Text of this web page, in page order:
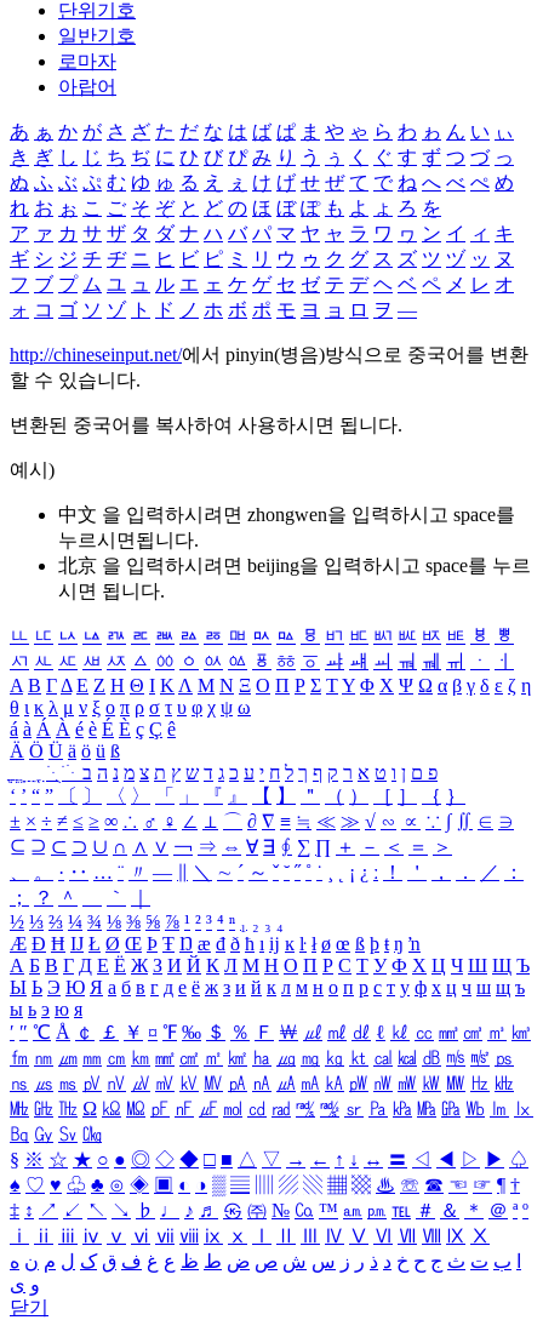
단위기호
일반기호
로마자
아랍어
あ ぁ か が さ ざ た だ な は ば ぱ ま や ゃ ら わ ゎ ん い ぃ
き ぎ し じ ち ぢ に ひ び ぴ み り う ぅ く ぐ す ず つ づ っ
ぬ ふ ぶ ぷ む ゆ ゅ る え ぇ け げ せ ぜ て で ね へ べ ぺ め
れ お ぉ こ ご そ ぞ と ど の ほ ぼ ぽ も よ ょ ろ を
ア ァ カ サ ザ タ ダ ナ ハ バ パ マ ヤ ャ ラ ワ ヮ ン イ ィ キ
ギ シ ジ チ ヂ ニ ヒ ビ ピ ミ リ ウ ゥ ク グ ス ズ ツ ヅ ッ ヌ
フ ブ プ ム ユ ュ ル エ ェ ケ ゲ セ ゼ テ デ ヘ ベ ペ メ レ オ
ォ コ ゴ ソ ゾ ト ド ノ ホ ボ ポ モ ヨ ョ ロ ヲ ―
http://chineseinput.net/에서 pinyin(병음)방식으로 중국어를 변환
할 수 있습니다.
변환된 중국어를 복사하여 사용하시면 됩니다.
예시)
中文 을 입력하시려면 zhongwen을 입력하시고 space를
누르시면됩니다.
北京 을 입력하시려면 beijing을 입력하시고 space를 누르
시면 됩니다.
ㅥ ㅦ ㅧ ㅨ ㅩ ㅪ ㅫ ㅬ ㅭ ㅮ ㅯ ㅰ ㅱ ㅲ ㅳ ㅴ ㅵ ㅶ ㅷ ㅸ
ㅹ
ㅺ ㅻ ㅼ ㅽ ㅾ ㅿ ㆀ ㆁ ㆂ ㆃ ㆄ ㆅ ㆆ ㆇ ㆈ ㆉ ㆊ ㆋ ㆌ ㆍ
ㆎ
Α Β ΓΔ Ε Ζ Η Θ Ι ΚΛ Μ Ν Ξ Ο Π Ρ Σ ΤΥ Φ Χ Ψ Ω α β γ δ ε ζ η
θ ι κ λ μ ν ξ ο π ρ σ τ υ φ χ ψ ω
á à Á À é è É È ç Ç ê
Ä Ö Ü ä ö ü ß
ִֶֹ ֻּ ׁׂ פ ם ן ו ט א ר ק ף ך ל ח י ע כ ג ד ש ץ ת צ מ נ ה ב
‘ ’ “ ” 〔 〕 〈 〉 「 」 『 』 【 】 ＂ （ ） ［ ］ ｛ ｝
± × ÷ ≠ ≤ ≥ ∞ ∴ ♂ ♀ ∠ ⊥ ⌒ ∂ ∇ ≡ ≒ ≪ ≫ √ ∽ ∝ ∵ ∫ ∬ ∈ ∋
⊆ ⊇ ⊂ ⊃ ∪ ∩ ∧ ∨ ￢ ⇒ ⇔ ∀ ∃ ∮ ∑ ∏ ＋ － ＜ ＝
＞
、
。 · ‥ … ¨ 〃 ― ＼ ∼ ´ ～ ˇ ˘ ˝ ˚ ˙ ¸ ¡ ¿ ː ！ ＇ ， ． ／
：
；
？ ＾ ｀
½ ⅓ ⅔ ¼ ¾ ⅛ ⅜ ⅝ ⅞ ¹ ² ³ ⁴ ⁿ ₁ ₂ ₃ ₄
Æ Ð Ħ Ĳ Ł Ø Œ Þ Ŧ Ŋ æ đ ð ħ ı ĳ ĸ ŀ ł ø œ ß þ ŧ ŋ ŉ
А Б В Г Д Е Ё Ж З И Й К Л М Н О П Р С Т У Ф Х Ц Ч Ш Щ Ъ
Ы Ь Э Ю Я а б в г д е ё ж з и й к л м н о п р с т у ф х ц ч ш щ ъ
ы ь э ю я
′ ″ ℃ Å ￠ ￡ ￥ ¤ ℉ ‰ ＄ ％ Ｆ ￦ ㎕ ㎖ ㎗ ℓ ㎘ ㏄ ㎣ ㎤ ㎥ ㎦
㎙ ㎚ ㎛ ㎜ ㎝ ㎞ ㎟ ㎠ ㎡ ㎢ ㏊ ㎍ ㎎ ㎏ ㏏ ㎈ ㎉ ㏈ ㎧ ㎨ ㎰
㎱ ㎲ ㎳ ㎴ ㎵ ㎶ ㎷ ㎸ ㎹ ㎀ ㎁ ㎂ ㎃ ㎄ ㎺ ㎻ ㎽ ㎾ ㎿ ㎐ ㎑
㎒ ㎓ ㎔ Ω ㏀ ㏁ ㎊ ㎋ ㎌ ㏖ ㏅ ㎭ ㎮ ㎯ ㏛ ㎩ ㎪ ㎫ ㎬ ㏝ ㏐
㏓
㏃ ㏉ ㏜ ㏆
§ ※ ☆ ★ ○ ● ◎ ◇ ◆ □ ■ △ ▽ → ← ↑ ↓ ↔ 〓 ◁ ◀ ▷ ▶ ♤
♠ ♡ ♥ ♧ ♣ ⊙ ◈ ▣ ◐ ◑ ▒ ▤ ▨ ▧ ▦ ▩ ♨ ☏ ☎ ☜ ☞ ¶ †
‡ ↕ ↗ ↙ ↖ ↘ ♭ ♩ ♪ ♬ ㉿ ㈜ № ㏇ ™ ㏂ ㏘ ℡ ＃ ＆ ＊ ＠ ª º
ⅰ
ⅱ ⅲ ⅳ ⅴ ⅵ ⅶ ⅷ ⅸ ⅹ Ⅳ Ⅴ Ⅵ Ⅶ Ⅷ Ⅸ Ⅹ
ب ت ث ج ح خ د ذ ر ز س ش ص ض ط ظ ع غ ف ق ک ل م ن ه
و ی
닫기